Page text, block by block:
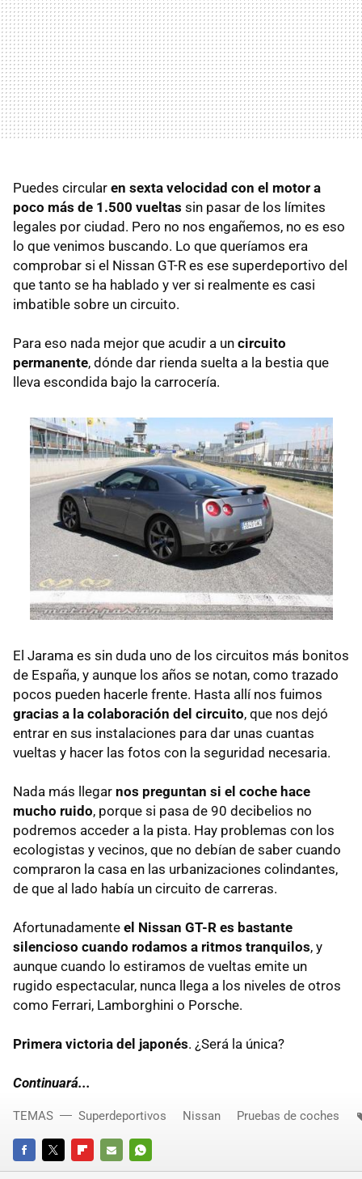
Puedes circular en sexta velocidad con el motor a
poco más de 1.500 vueltas sin pasar de los límites
legales por ciudad. Pero no nos engañemos, no es eso
lo que venimos buscando. Lo que queríamos era
comprobar si el Nissan GT-R es ese superdeportivo del
que tanto se ha hablado y ver si realmente es casi
imbatible sobre un circuito.
Para eso nada mejor que acudir a un circuito
permanente, dónde dar rienda suelta a la bestia que
lleva escondida bajo la carrocería.
El Jarama es sin duda uno de los circuitos más bonitos
de España, y aunque los años se notan, como trazado
pocos pueden hacerle frente. Hasta allí nos fuimos
gracias a la colaboración del circuito, que nos dejó
entrar en sus instalaciones para dar unas cuantas
vueltas y hacer las fotos con la seguridad necesaria.
Nada más llegar nos preguntan si el coche hace
mucho ruido, porque si pasa de 90 decibelios no
podremos acceder a la pista. Hay problemas con los
ecologistas y vecinos, que no debían de saber cuando
compraron la casa en las urbanizaciones colindantes,
de que al lado había un circuito de carreras.
Afortunadamente el Nissan GT-R es bastante
silencioso cuando rodamos a ritmos tranquilos, y
aunque cuando lo estiramos de vueltas emite un
rugido espectacular, nunca llega a los niveles de otros
como Ferrari, Lamborghini o Porsche.
Primera victoria del japonés. ¿Será la única?
Continuará...
FACEBOOKTWITTERFLIPBOARD
E-
WHATSAPP
TEMAS Superdeportivos Nissan Pruebas de coches